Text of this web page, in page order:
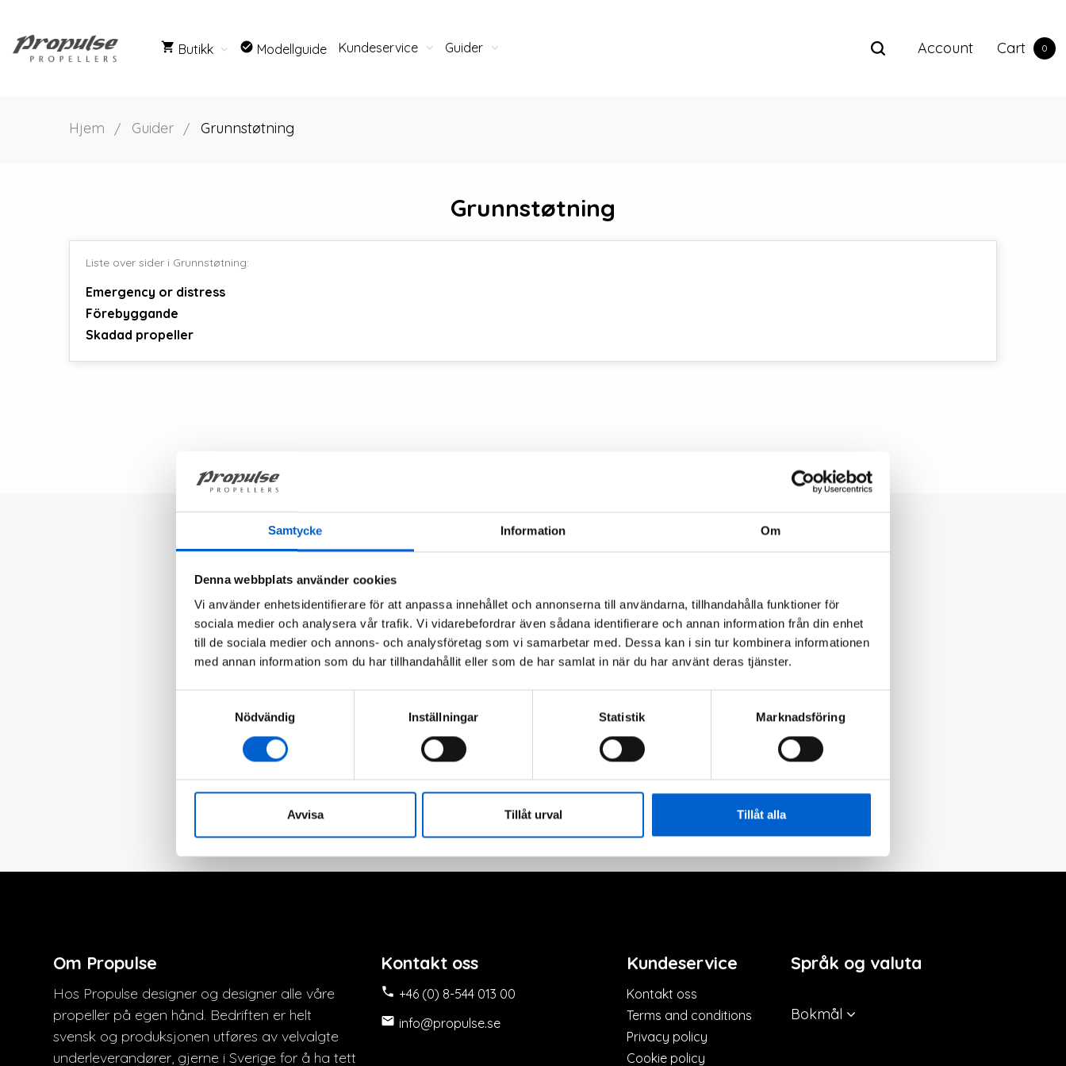
Samtycke Information Om
Denna webbplats använder cookies
Vi använder enhetsidentifierare för att anpassa innehållet och annonserna till användarna, tillhandahålla funktioner för
sociala medier och analysera vår trafik. Vi vidarebefordrar även sådana identifierare och annan information från din enhet
till de sociala medier och annons- och analysföretag som vi samarbetar med. Dessa kan i sin tur kombinera informationen
med annan information som du har tillhandahållit eller som de har samlat in när du har använt deras tjänster.
Nödvändig
Inställningar Statistik Marknadsföring
Avvisa Tillåt urval Tillåt alla
shopping_cart Butikk check_circle Modellguide Kundeservice Guider Account Cart 0
Hjem Guider Grunnstøtning
Grunnstøtning
Liste over sider i Grunnstøtning:
Emergency or distress
Förebyggande
Skadad propeller
Spør Thomas
Propelleksperten Thomas har lang erfaring med
propeller og problemstillingene som båteiere har.
Mange reiser for eksempel rundt med en mer eller
med det. Spør vår propellekspert Thomas hvordan
båten din kan bli bedre med riktig propell.
Om Propulse
Hos Propulse designer og designer alle våre
propeller på egen hånd. Bedriften er helt
svensk og produksjonen utføres av velvalgte
underleverandører, gjerne i Sverige for å ha tett
Kontakt oss
 +46 (0) 8-544 013 00
 info@propulse.se
Kundeservice
Kontakt oss
Terms and conditions
Privacy policy
Cookie policy
Språk og valuta
Bokmål